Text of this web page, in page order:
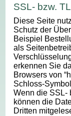
SSL- bzw.
Diese Seite
Schutz der
Beispiel
als
erkennen Sie
Browsers von
Schloss-
Wenn die SSL-
können die
Dritten